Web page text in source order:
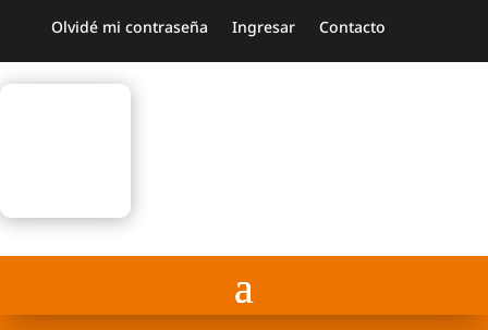
Olvidé mi contraseña Ingresar Contacto